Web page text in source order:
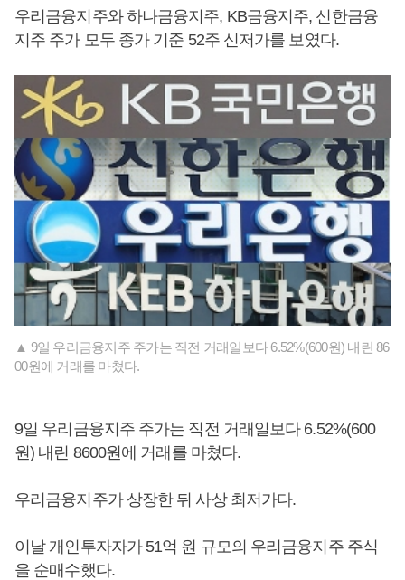
우리금융지주와 하나금융지주, KB금융지주, 신한금융
지주 주가 모두 종가 기준 52주 신저가를 보였다.
▲ 9일 우리금융지주 주가는 직전 거래일보다 6.52%(600원) 내린 86
00원에 거래를 마쳤다.
9일 우리금융지주 주가는 직전 거래일보다 6.52%(600
원) 내린 8600원에 거래를 마쳤다.
우리금융지주가 상장한 뒤 사상 최저가다.
이날 개인투자자가 51억 원 규모의 우리금융지주 주식
을 순매수했다.